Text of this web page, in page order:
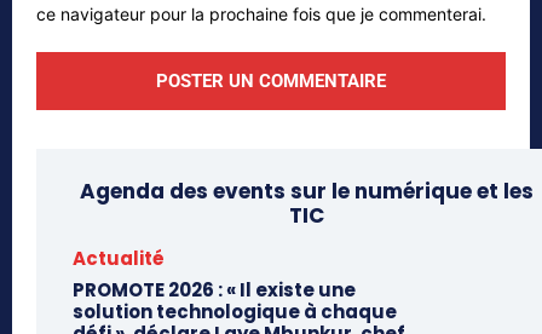
ce navigateur pour la prochaine fois que je commenterai.
Agenda des events sur le numérique et les
TIC
Actualité
PROMOTE 2026 : « Il existe une
solution technologique à chaque